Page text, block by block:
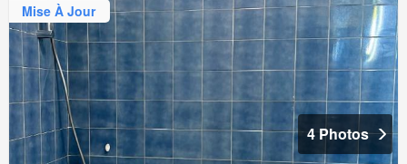
Mise À Jour
4 Photos